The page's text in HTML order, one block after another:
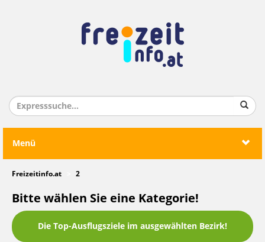
Menü
Freizeitinfo.at 2
Bitte wählen Sie eine Kategorie!
Die Top-Ausflugsziele im ausgewählten Bezirk!